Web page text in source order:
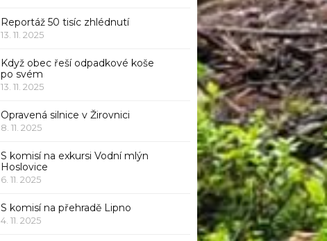
Reportáž 50 tisíc zhlédnutí
13. 11. 2025
Když obec řeší odpadkové koše
po svém
13. 11. 2025
Opravená silnice v Žirovnici
8. 11. 2025
S komisí na exkursi Vodní mlýn
Hoslovice
6. 11. 2025
S komisí na přehradě Lipno
4. 11. 2025